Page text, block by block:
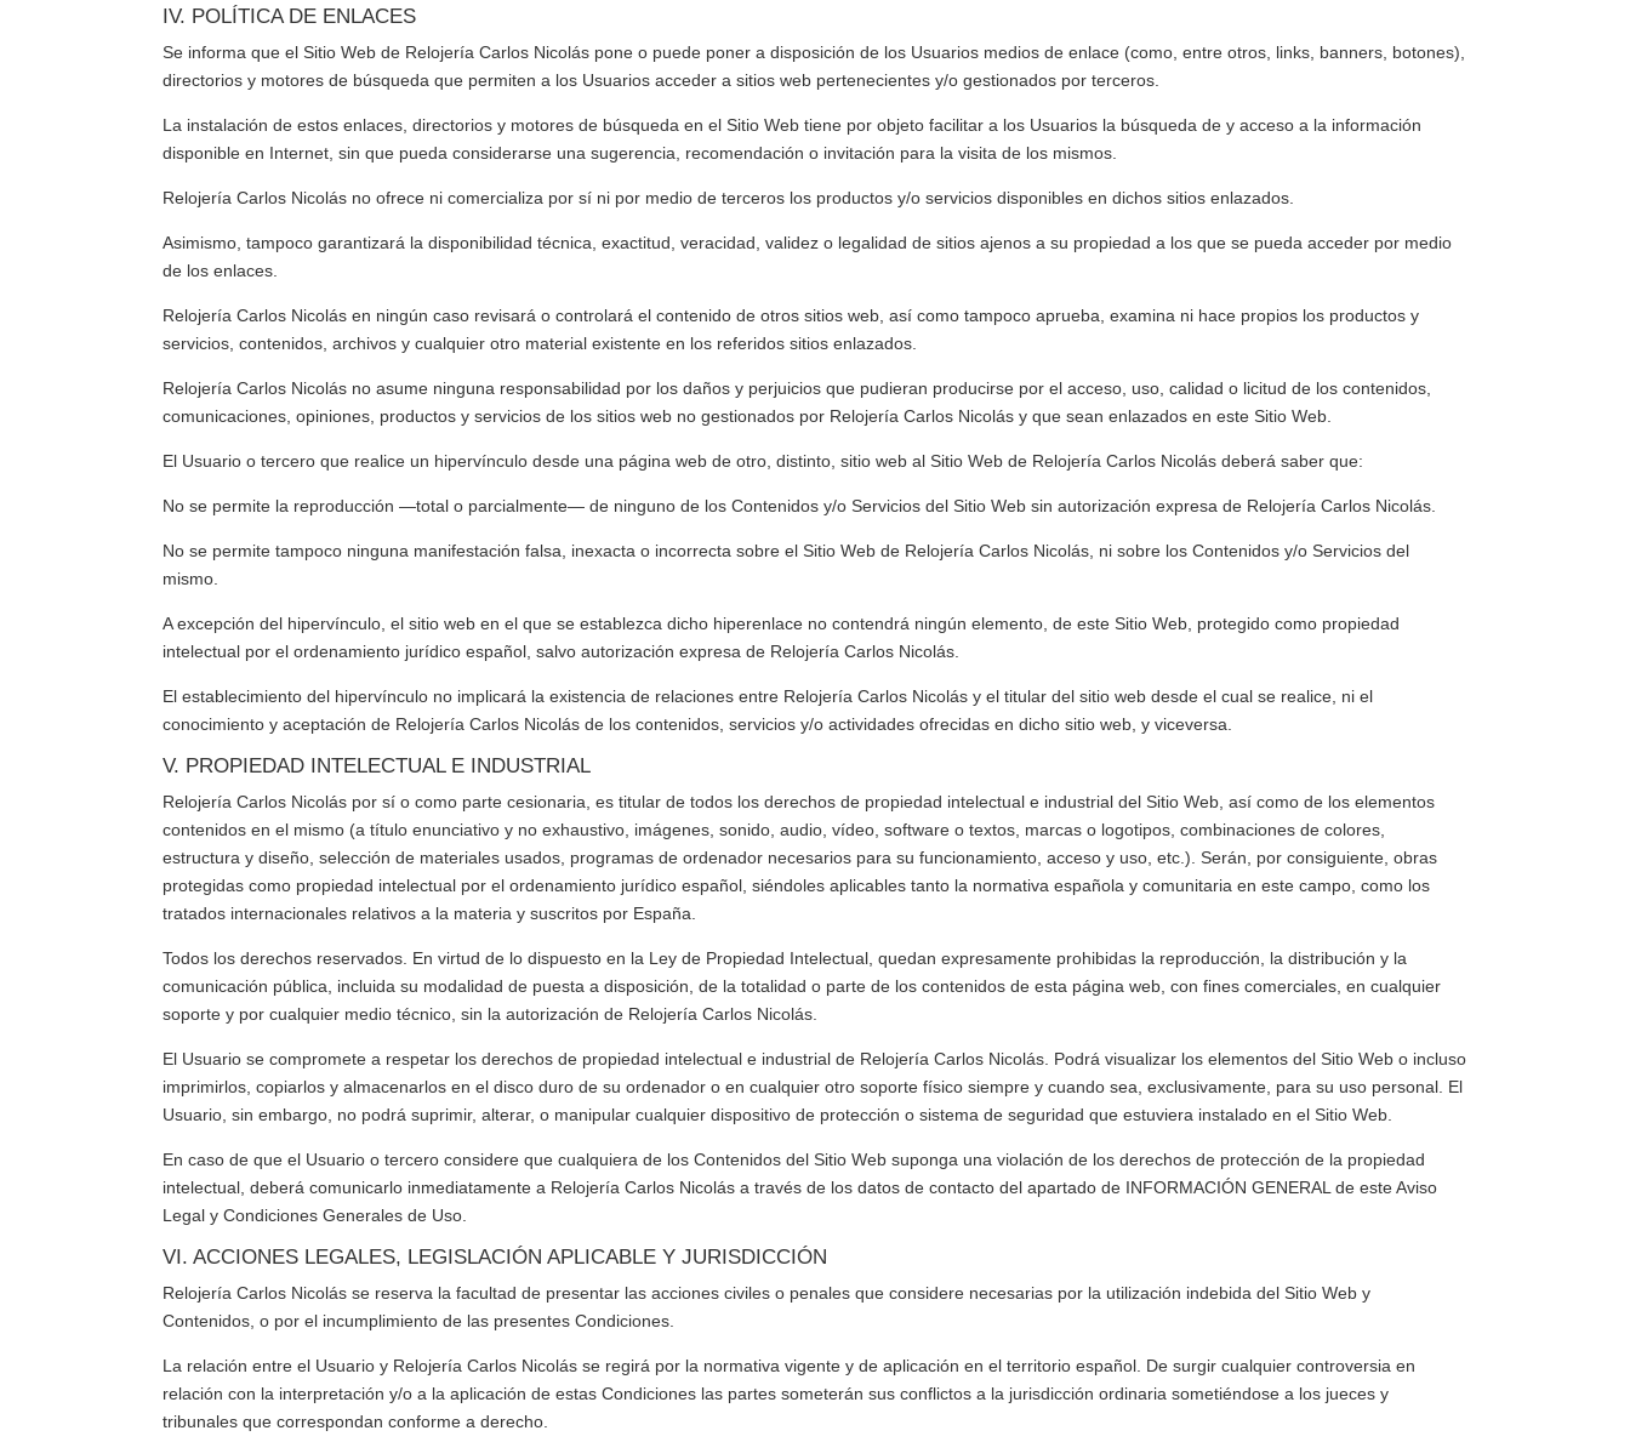
IV. POLÍTICA DE ENLACES
Se informa que el Sitio Web de Relojería Carlos Nicolás pone o puede poner a disposición de los Usuarios medios de enlace (como, entre otros, links, banners, botones),
directorios y motores de búsqueda que permiten a los Usuarios acceder a sitios web pertenecientes y/o gestionados por terceros.
La instalación de estos enlaces, directorios y motores de búsqueda en el Sitio Web tiene por objeto facilitar a los Usuarios la búsqueda de y acceso a la información
disponible en Internet, sin que pueda considerarse una sugerencia, recomendación o invitación para la visita de los mismos.
Relojería Carlos Nicolás no ofrece ni comercializa por sí ni por medio de terceros los productos y/o servicios disponibles en dichos sitios enlazados.
Asimismo, tampoco garantizará la disponibilidad técnica, exactitud, veracidad, validez o legalidad de sitios ajenos a su propiedad a los que se pueda acceder por medio
de los enlaces.
Relojería Carlos Nicolás en ningún caso revisará o controlará el contenido de otros sitios web, así como tampoco aprueba, examina ni hace propios los productos y
servicios, contenidos, archivos y cualquier otro material existente en los referidos sitios enlazados.
Relojería Carlos Nicolás no asume ninguna responsabilidad por los daños y perjuicios que pudieran producirse por el acceso, uso, calidad o licitud de los contenidos,
comunicaciones, opiniones, productos y servicios de los sitios web no gestionados por Relojería Carlos Nicolás y que sean enlazados en este Sitio Web.
El Usuario o tercero que realice un hipervínculo desde una página web de otro, distinto, sitio web al Sitio Web de Relojería Carlos Nicolás deberá saber que:
No se permite la reproducción —total o parcialmente— de ninguno de los Contenidos y/o Servicios del Sitio Web sin autorización expresa de Relojería Carlos Nicolás
No se permite tampoco ninguna manifestación falsa, inexacta o incorrecta sobre el Sitio Web de Relojería Carlos Nicolás , ni sobre los Contenidos y/o Servicios del
mismo.
A excepción del hipervínculo, el sitio web en el que se establezca dicho hiperenlace no contendrá ningún elemento, de este Sitio Web, protegido como propiedad
intelectual por el ordenamiento jurídico español, salvo autorización expresa de Relojería Carlos Nicolás
El establecimiento del hipervínculo no implicará la existencia de relaciones entre Relojería Carlos Nicolás y el titular del sitio web desde el cual se realice, ni el
conocimiento y aceptación de Relojería Carlos Nicolás de los contenidos, servicios y/o actividades ofrecidas en dicho sitio web, y viceversa.
V. PROPIEDAD INTELECTUAL E INDUSTRIAL
Relojería Carlos Nicolás por sí o como parte cesionaria, es titular de todos los derechos de propiedad intelectual e industrial del Sitio Web, así como de los elementos
contenidos en el mismo (a título enunciativo y no exhaustivo, imágenes, sonido, audio, vídeo, software o textos, marcas o logotipos, combinaciones de colores,
estructura y diseño, selección de materiales usados, programas de ordenador necesarios para su funcionamiento, acceso y uso, etc.). Serán, por consiguiente, obras
protegidas como propiedad intelectual por el ordenamiento jurídico español, siéndoles aplicables tanto la normativa española y comunitaria en este campo, como los
tratados internacionales relativos a la materia y suscritos por España.
Todos los derechos reservados. En virtud de lo dispuesto en la Ley de Propiedad Intelectual, quedan expresamente prohibidas la reproducción, la distribución y la
comunicación pública, incluida su modalidad de puesta a disposición, de la totalidad o parte de los contenidos de esta página web, con fines comerciales, en cualquier
soporte y por cualquier medio técnico, sin la autorización de Relojería Carlos Nicolás
El Usuario se compromete a respetar los derechos de propiedad intelectual e industrial de Relojería Carlos Nicolás . Podrá visualizar los elementos del Sitio Web o incluso
imprimirlos, copiarlos y almacenarlos en el disco duro de su ordenador o en cualquier otro soporte físico siempre y cuando sea, exclusivamente, para su uso personal. El
Usuario, sin embargo, no podrá suprimir, alterar, o manipular cualquier dispositivo de protección o sistema de seguridad que estuviera instalado en el Sitio Web.
En caso de que el Usuario o tercero considere que cualquiera de los Contenidos del Sitio Web suponga una violación de los derechos de protección de la propiedad
intelectual, deberá comunicarlo inmediatamente a Relojería Carlos Nicolás a través de los datos de contacto del apartado de INFORMACIÓN GENERAL de este Aviso
Legal y Condiciones Generales de Uso.
VI. ACCIONES LEGALES, LEGISLACIÓN APLICABLE Y JURISDICCIÓN
Relojería Carlos Nicolás se reserva la facultad de presentar las acciones civiles o penales que considere necesarias por la utilización indebida del Sitio Web y
Contenidos, o por el incumplimiento de las presentes Condiciones.
La relación entre el Usuario y Relojería Carlos Nicolás se regirá por la normativa vigente y de aplicación en el territorio español. De surgir cualquier controversia en
relación con la interpretación y/o a la aplicación de estas Condiciones las partes someterán sus conflictos a la jurisdicción ordinaria sometiéndose a los jueces y
tribunales que correspondan conforme a derecho.